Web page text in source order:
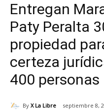
Entregan
Paty Peralta
propiedad
certeza
400 personas
By X La Libre septiembre 8,